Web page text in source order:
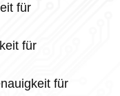
für
für
für